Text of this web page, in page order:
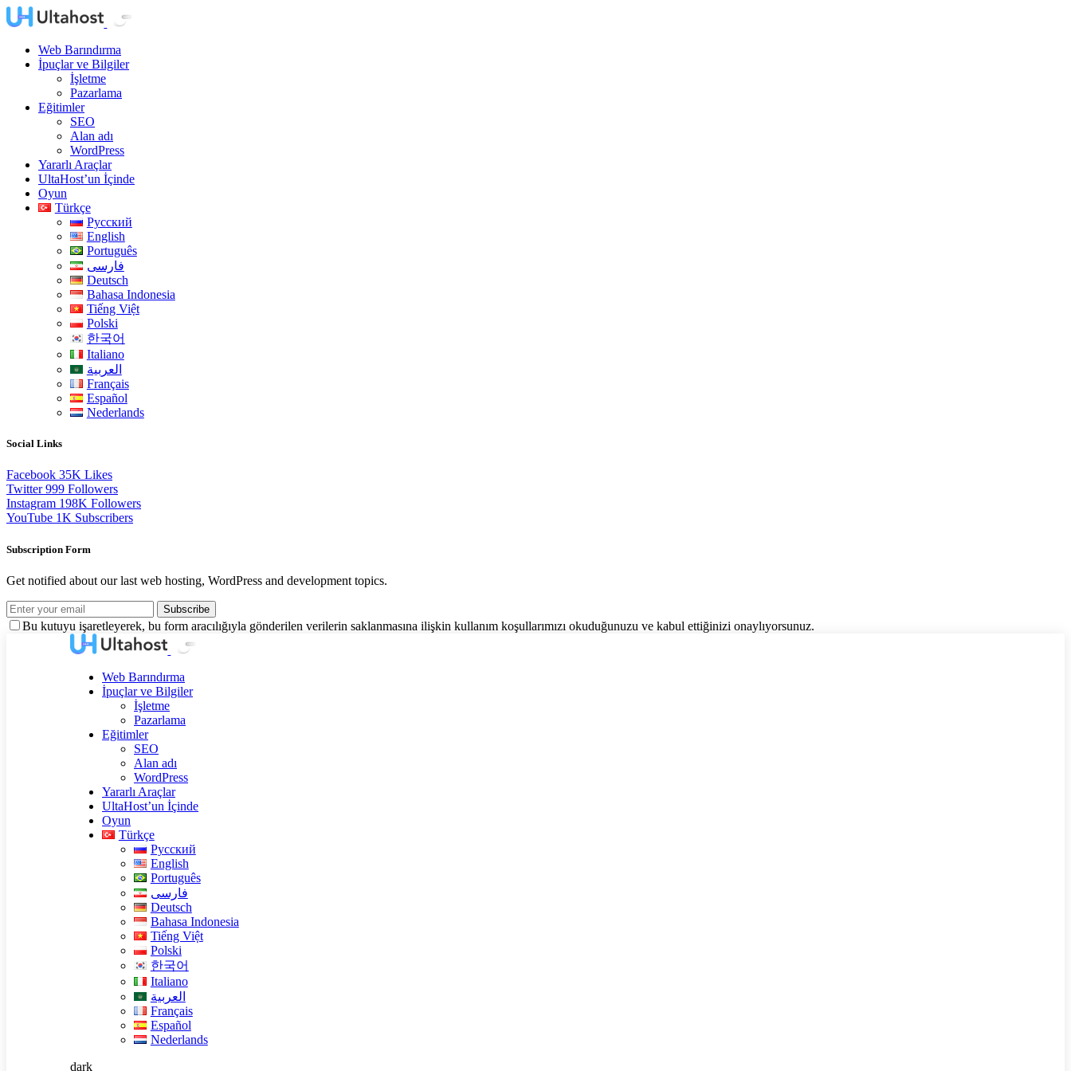
Web Barındırma
İpuçlar ve Bilgiler
İşletme
Pazarlama
Eğitimler
SEO
Alan adı
WordPress
Yararlı Araçlar
UltaHost’un İçinde
Oyun
Türkçe
Русский
English
Português
فارسی
Deutsch
Bahasa Indonesia
Tiếng Việt
Polski
한국어
Italiano
العربية
Français
Español
Nederlands
Social Links
Facebook 35K Likes
Twitter 999 Followers
Instagram 198K Followers
YouTube 1K Subscribers
Subscription Form
Get notified about our last web hosting, WordPress and development topics.
Subscribe
Bu kutuyu işaretleyerek, bu form aracılığıyla gönderilen verilerin saklanmasına ilişkin kullanım koşullarımızı okuduğunuzu ve kabul ettiğinizi onaylıyorsunuz.
Web Barındırma
İpuçlar ve Bilgiler
İşletme
Pazarlama
Eğitimler
SEO
Alan adı
WordPress
Yararlı Araçlar
UltaHost’un İçinde
Oyun
Türkçe
Русский
English
Português
فارسی
Deutsch
Bahasa Indonesia
Tiếng Việt
Polski
한국어
Italiano
العربية
Français
Español
Nederlands
dark